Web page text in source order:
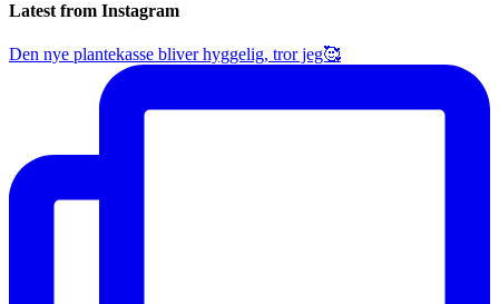
Latest from Instagram
Den nye plantekasse bliver hyggelig, tror jeg🥰